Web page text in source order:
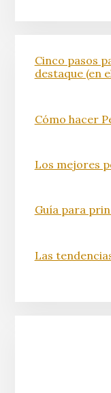
Cinco pasos
destaque (en
Cómo hacer
Los mejores
Guía para
Las